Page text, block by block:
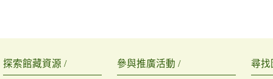
探索館藏資源 / 參與推廣活動 / 尋找